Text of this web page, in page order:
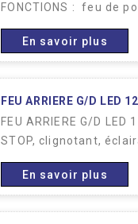
FONCTIONS : feu de
En savoir plus
FEU ARRIERE G/D LED
FEU ARRIERE G/D
STOP, clignotant,
En savoir plus